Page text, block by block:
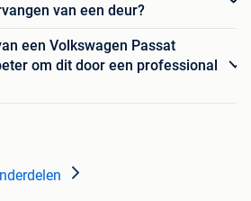
van een deur?
een Volkswagen Passat
om dit door een professional